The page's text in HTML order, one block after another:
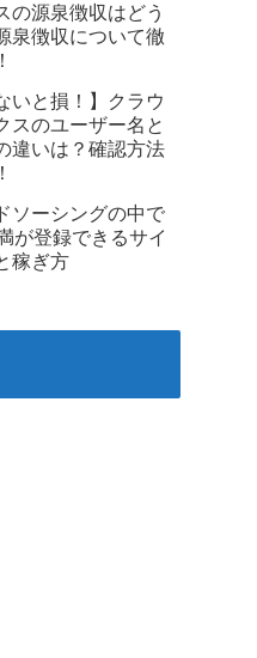
の源泉徴収はどう
泉徴収について徹
いと損！】クラウ
スのユーザー名と
違いは？確認方法
ソーシングの中で
が登録できるサイ
稼ぎ方